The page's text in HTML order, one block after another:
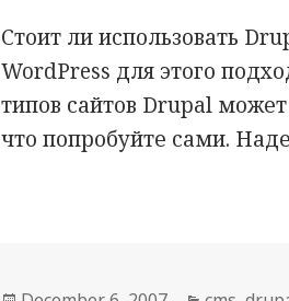
Стоит ли использовать
WordPress для этого
типов сайтов Drupal
что попробуйте сами.